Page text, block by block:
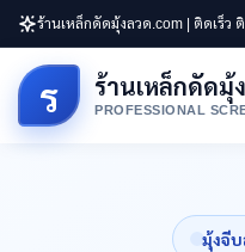
ร้านเหล็กดัดมุ้งลวด.com | ติดเร็ว
ร ร้านเหล็กดัดมุ้
PROFESSIONAL
มุ้งจีบ